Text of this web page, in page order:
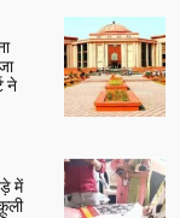
ने
में